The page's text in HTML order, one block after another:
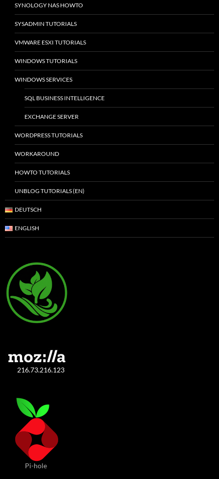
SYNOLOGY NAS HOWTO
SYSADMIN TUTORIALS
VMWARE ESXI TUTORIALS
WINDOWS TUTORIALS
WINDOWS SERVICES
SQL BUSINESS INTELLIGENCE
EXCHANGE SERVER
WORDPRESS TUTORIALS
WORKAROUND
HOWTO TUTORIALS
UNBLOG TUTORIALS (EN)
DEUTSCH
ENGLISH
216.73.216.123
Pi-hole